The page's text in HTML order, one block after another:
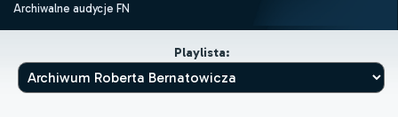
Archiwalne audycje FN
Playlista: